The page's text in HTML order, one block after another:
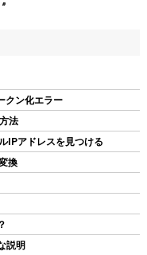
3.2 Gen2 10Gbps高速
2280 SSD ケース
サポート ABS+アルミ
クン化エラー
法
IPアドレスを見つける
換
説明